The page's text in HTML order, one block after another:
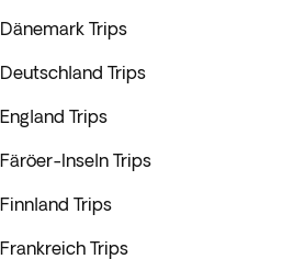
Dänemark Trips
Deutschland Trips
England Trips
Färöer-Inseln Trips
Finnland Trips
Frankreich Trips